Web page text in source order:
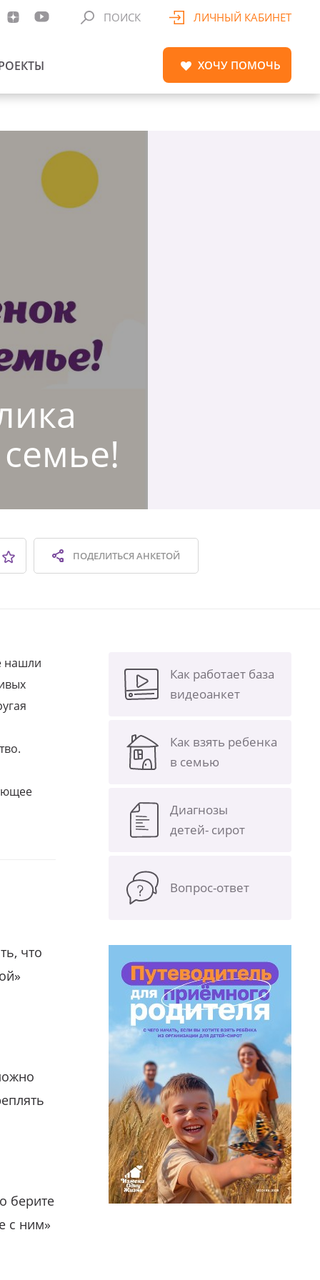
ПОИСК ЛИЧНЫЙ КАБИНЕТ
ХОЧУ ПОМОЧЬ
ПОДЕЛИТЬСЯАНКЕТОЙ
нашли
что
берите
с ним»
Как работает база
видеоанкет
Как взять ребенка
в семью
Диагнозы
детей- сирот
Вопрос-ответ